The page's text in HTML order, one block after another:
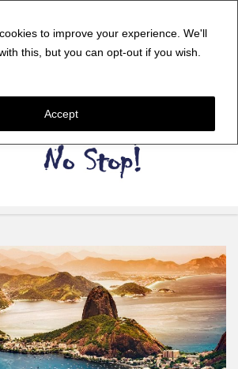
to improve your experience. We'll
this, but you can opt-out if you wish.
Accept